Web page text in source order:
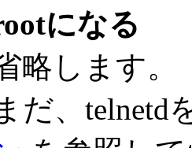
になる
略します。
だ、telnetd